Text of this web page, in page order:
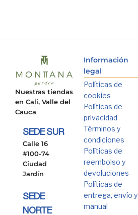
Nuestras tiendas
en Cali, Valle del
Cauca
SEDE SUR
Calle 16
#100-74
Ciudad
Jardín
SEDE
NORTE
Información
legal
Políticas de
cookies
Políticas de
privacidad
Términos y
condiciones
Políticas de
reembolso y
devoluciones
Políticas de
entrega, envío y
manual